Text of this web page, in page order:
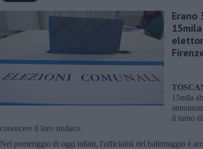
Erano
15mila
il turno
conoscere il loro sindaco.
Nel pomeriggio di oggi infatti, l'ufficialità del ballottaggio è